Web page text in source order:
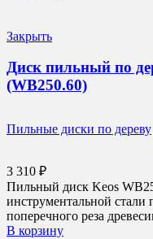
Закрыть
Диск пильный по
(WB250.60)
Пильные диски по дереву
3 310 ₽
Пильный диск Keos
инструментальной стали
поперечного реза
В корзину